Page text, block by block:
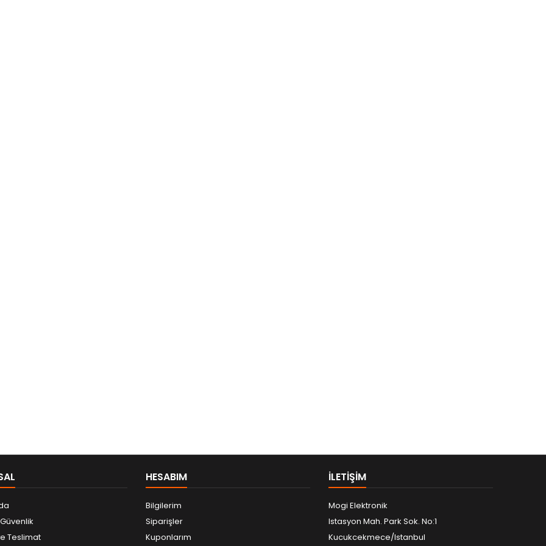
Teslimat
HESABIM
Bilgilerim
Siparişler
Kuponlarım
ILETIŞIM
Mogi Elektronik
Istasyon Mah. Park Sok. No:1
Kucukcekmece/Istanbul